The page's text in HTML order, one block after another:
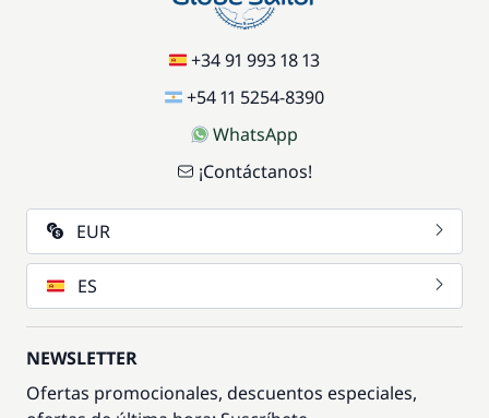
+34 91 993 18 13
+54 11 5254-8390
WhatsApp
¡Contáctanos!
EUR
ES
NEWSLETTER
Ofertas promocionales, descuentos especiales,